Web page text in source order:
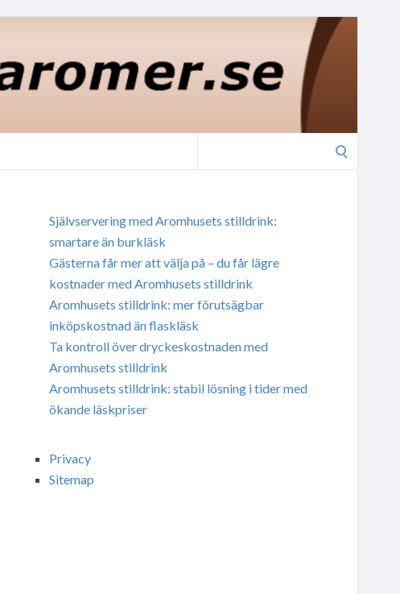
Självservering med Aromhusets stilldrink:
smartare än burkläsk
Gästerna får mer att välja på – du får lägre
kostnader med Aromhusets stilldrink
Aromhusets stilldrink: mer förutsägbar
inköpskostnad än flaskläsk
Ta kontroll över dryckeskostnaden med
Aromhusets stilldrink
Aromhusets stilldrink: stabil lösning i tider med
ökande läskpriser
Privacy
Sitemap